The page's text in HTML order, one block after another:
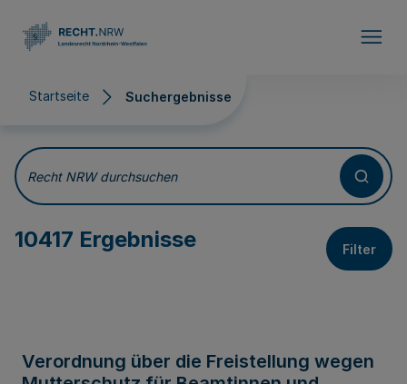
Startseite Suchergebnisse
Suchergebnisse
Recht NRW durchsuchen
10417 Ergebnisse Filter
Verordnung über die Freistellung wegen